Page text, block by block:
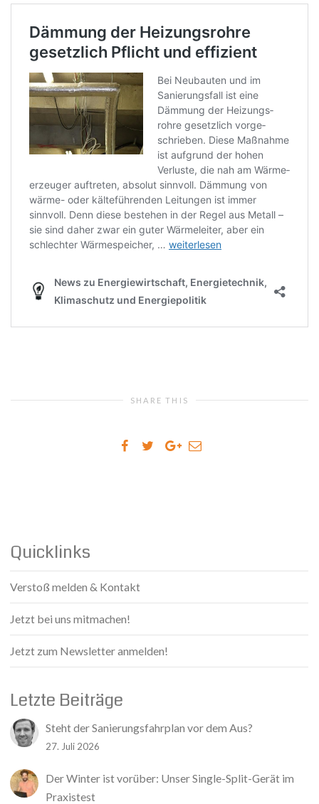
SHARE THIS
Quicklinks
Verstoß melden & Kontakt
Jetzt bei uns mitmachen!
Jetzt zum Newsletter anmelden!
Letzte Beiträge
Steht der Sanierungsfahrplan vor dem Aus?
27. Juli 2026
Der Winter ist vorüber: Unser Single-Split-Gerät im
Praxistest